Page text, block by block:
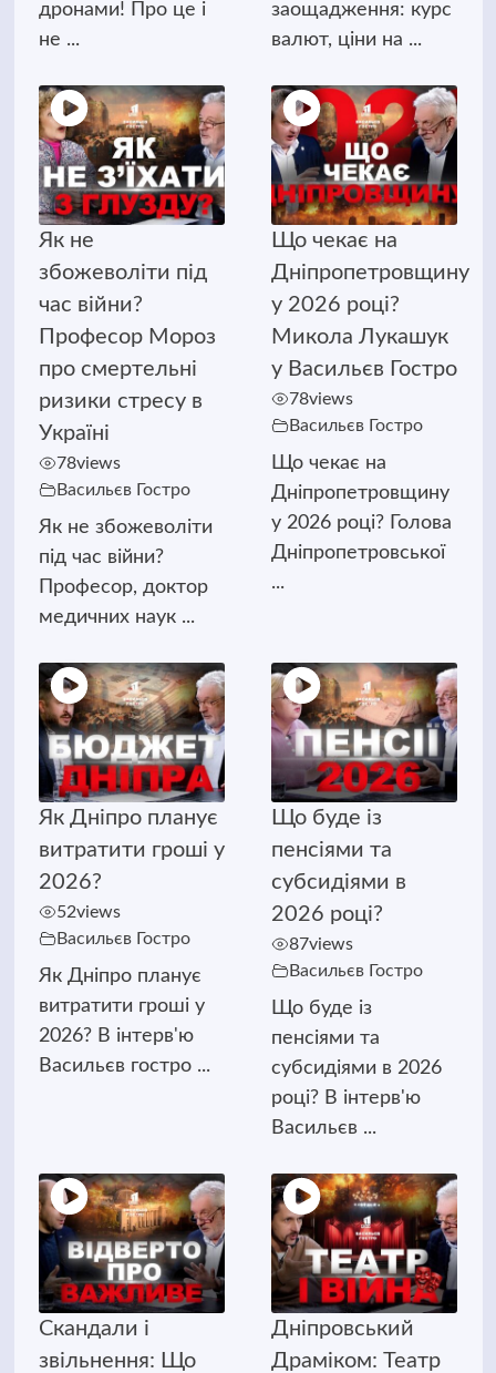
дронами! Про це і
не ...
заощадження: курс
валют, ціни на ...
Як не
збожеволіти під
час війни?
Професор Мороз
про смертельні
ризики стресу в
Україні
78views
Васильєв Гостро
Як не збожеволіти
під час війни?
Професор, доктор
медичних наук ...
Що чекає на
Дніпропетровщину
у 2026 році?
Микола Лукашук
у Васильєв Гостро
78views
Васильєв Гостро
Що чекає на
Дніпропетровщину
у 2026 році? Голова
Дніпропетровської
...
Як Дніпро планує
витратити гроші у
2026?
52views
Васильєв Гостро
Як Дніпро планує
витратити гроші у
2026? В інтерв'ю
Васильєв гостро ...
Що буде із
пенсіями та
субсидіями в
2026 році?
87views
Васильєв Гостро
Що буде із
пенсіями та
субсидіями в 2026
році? В інтерв'ю
Васильєв ...
Скандали і
звільнення: Що
Дніпровський
Драміком: Театр